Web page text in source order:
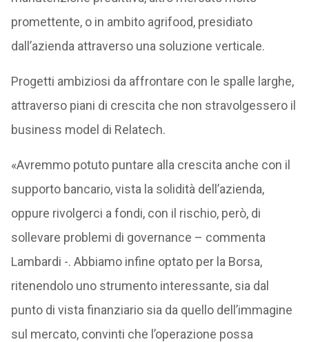
promettente, o in ambito agrifood, presidiato
dall’azienda attraverso una soluzione verticale.
Progetti ambiziosi da affrontare con le spalle larghe,
attraverso piani di crescita che non stravolgessero il
business model di Relatech.
«Avremmo potuto puntare alla crescita anche con il
supporto bancario, vista la solidità dell’azienda,
oppure rivolgerci a fondi, con il rischio, però, di
sollevare problemi di governance – commenta
Lambardi -. Abbiamo infine optato per la Borsa,
ritenendolo uno strumento interessante, sia dal
punto di vista finanziario sia da quello dell’immagine
sul mercato, convinti che l’operazione possa